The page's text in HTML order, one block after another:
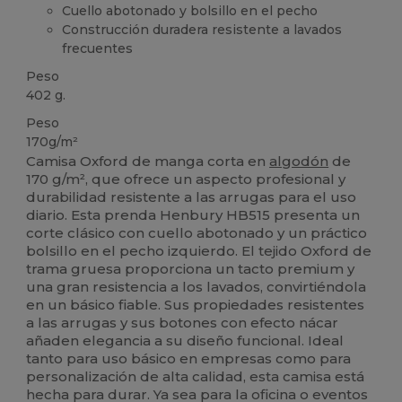
Cuello abotonado y bolsillo en el pecho
Construcción duradera resistente a lavados
frecuentes
Peso
402 g.
Peso
170g/m²
Camisa Oxford de manga corta en algodón de
170 g/m², que ofrece un aspecto profesional y
durabilidad resistente a las arrugas para el uso
diario. Esta prenda Henbury HB515 presenta un
corte clásico con cuello abotonado y un práctico
bolsillo en el pecho izquierdo. El tejido Oxford de
trama gruesa proporciona un tacto premium y
una gran resistencia a los lavados, convirtiéndola
en un básico fiable. Sus propiedades resistentes
a las arrugas y sus botones con efecto nácar
añaden elegancia a su diseño funcional. Ideal
tanto para uso básico en empresas como para
personalización de alta calidad, esta camisa está
hecha para durar. Ya sea para la oficina o eventos